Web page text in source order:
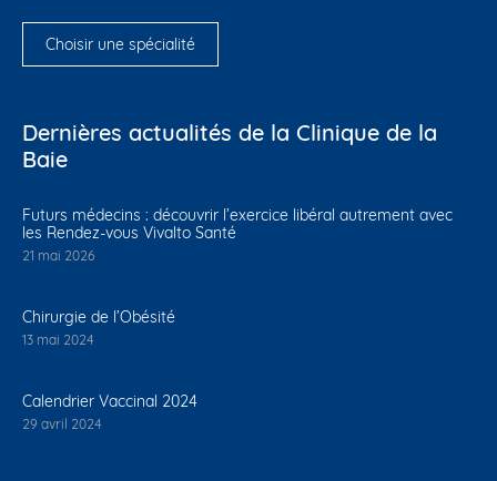
Choisir une spécialité
Dernières actualités de la Clinique de la
Baie
Futurs médecins : découvrir l’exercice libéral autrement avec
les Rendez-vous Vivalto Santé
21 mai 2026
Chirurgie de l’Obésité
13 mai 2024
Calendrier Vaccinal 2024
29 avril 2024